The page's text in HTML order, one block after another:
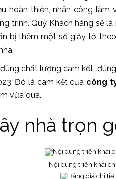
hoàn thiện, nhân công làm
trình. Quý Khách hàng sẽ
bị thêm một số giấy tờ
đúng chất lượng cam kết,
Đó là cam kết của công
vừa qua.
nhà trọn
Nội dung triển khai